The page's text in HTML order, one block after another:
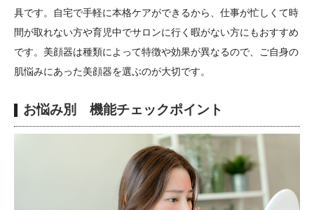
具です。自宅で手軽に本格ケアができるから、仕事が忙しくて時
間が取れない方や育児中でサロンに行く暇がない方にもおすすめ
です。美顔器は種類によって特徴や効果が異なるので、ご自身の
肌悩みにあった美顔器を選ぶのが大切です。
お悩み別 機能チェックポイント